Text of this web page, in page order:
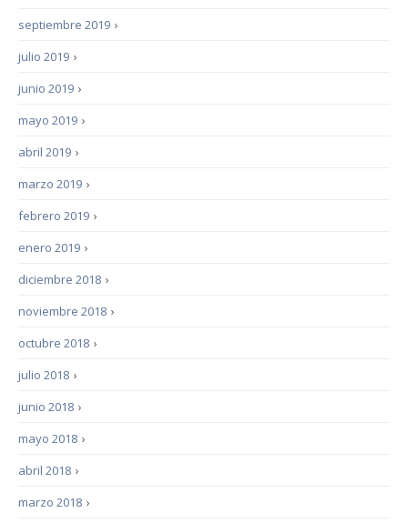
›
septiembre 2019
›
julio 2019
›
junio 2019
›
mayo 2019
›
abril 2019
›
marzo 2019
›
febrero 2019
›
enero 2019
›
diciembre 2018
›
noviembre 2018
›
octubre 2018
›
julio 2018
›
junio 2018
›
mayo 2018
›
abril 2018
›
marzo 2018